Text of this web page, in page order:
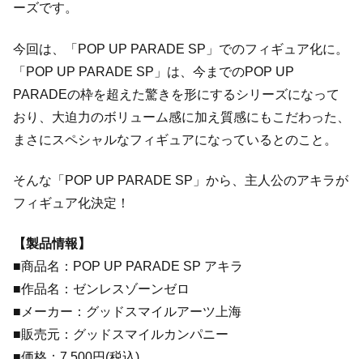
ーズです。
今回は、「POP UP PARADE SP」でのフィギュア化に。
「POP UP PARADE SP」は、今までのPOP UP
PARADEの枠を超えた驚きを形にするシリーズになって
おり、大迫力のボリューム感に加え質感にもこだわった、
まさにスペシャルなフィギュアになっているとのこと。
そんな「POP UP PARADE SP」から、主人公のアキラが
フィギュア化決定！
【製品情報】
■商品名：POP UP PARADE SP アキラ
■作品名：ゼンレスゾーンゼロ
■メーカー：グッドスマイルアーツ上海
■販売元：グッドスマイルカンパニー